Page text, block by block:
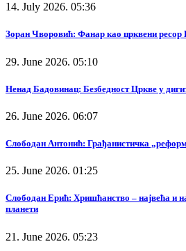
14. July 2026. 05:36
Зоран Чворовић: Фанар као црквени ресор
29. June 2026. 05:10
Ненад Бадовинац: Безбедност Цркве у
26. June 2026. 06:07
Слободан Антонић: Грађанистичка
25. June 2026. 01:25
Слободан Ерић: Хришћанство – највећа и
планети
21. June 2026. 05:23